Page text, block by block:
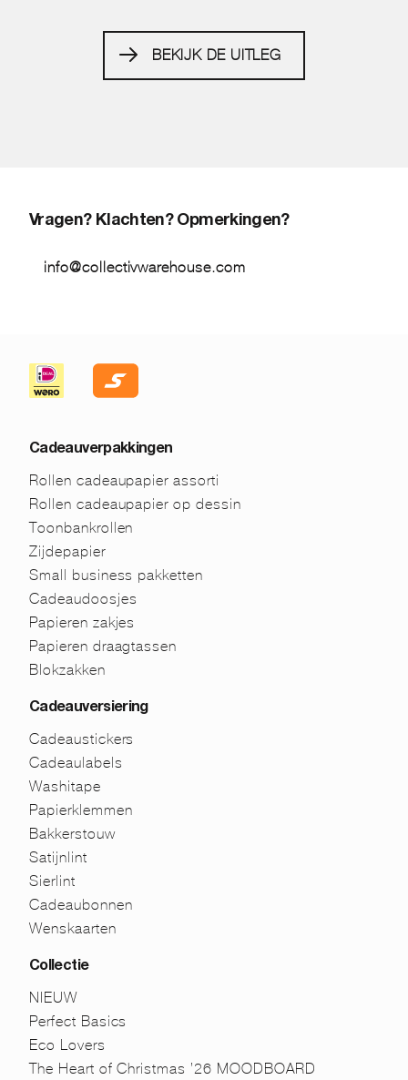
BEKIJK DE UITLEG
Vragen? Klachten? Opmerkingen?
info@collectivwarehouse.com
Cadeauverpakkingen
Rollen cadeaupapier assorti
Rollen cadeaupapier op dessin
Toonbankrollen
Zijdepapier
Small business pakketten
Cadeaudoosjes
Papieren zakjes
Papieren draagtassen
Blokzakken
Cadeauversiering
Cadeaustickers
Cadeaulabels
Washitape
Papierklemmen
Bakkerstouw
Satijnlint
Sierlint
Cadeaubonnen
Wenskaarten
Collectie
NIEUW
Perfect Basics
Eco Lovers
The Heart of Christmas ’26 MOODBOARD